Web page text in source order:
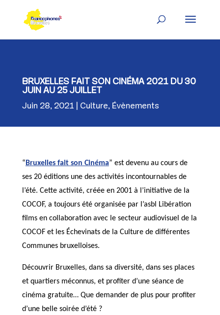
content
BRUXELLES FAIT SON CINÉMA 2021 DU 30
JUIN AU 25 JUILLET
Juin 28, 2021 Culture, Évènements
“ Bruxelles fait son Cinéma” est devenu au cours de
ses 20 éditions une des activités incontournables de
l’été. Cette activité, créée en 2001 à l’initiative de la
COCOF, a toujours été organisée par l’asbl Libération
films en collaboration avec le secteur audiovisuel de la
COCOF et les Échevinats de la Culture de différentes
Communes bruxelloises.
Découvrir Bruxelles, dans sa diversité, dans ses places
et quartiers méconnus, et profiter d’une séance de
cinéma gratuite… Que demander de plus pour profiter
d’une belle soirée d’été ?